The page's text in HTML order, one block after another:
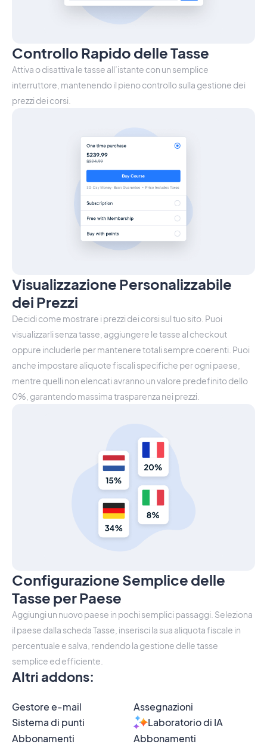
Altri addons:
Gestore e-mail
Assegnazioni
Sistema di punti
Laboratorio di IA
Abbonamenti
Abbonamenti
Controllo Rapido delle Tasse
Attiva o disattiva le tasse all’istante con un semplice
interruttore, mantenendo il pieno controllo sulla gestione dei
prezzi dei corsi.
Visualizzazione Personalizzabile
dei Prezzi
Decidi come mostrare i prezzi dei corsi sul tuo sito. Puoi
visualizzarli senza tasse, aggiungere le tasse al checkout
oppure includerle per mantenere totali sempre coerenti. Puoi
anche impostare aliquote fiscali specifiche per ogni paese,
mentre quelli non elencati avranno un valore predefinito dello
0%, garantendo massima trasparenza nei prezzi.
Configurazione Semplice delle
Tasse per Paese
Aggiungi un nuovo paese in pochi semplici passaggi. Seleziona
il paese dalla scheda Tasse, inserisci la sua aliquota fiscale in
percentuale e salva, rendendo la gestione delle tasse
semplice ed efficiente.